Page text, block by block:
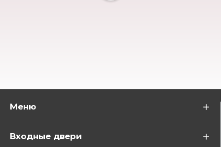
Меню
Входные двери